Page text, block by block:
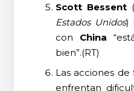
Scott Bessent(
Estados Unidos)
con China
bien”.(RT)
Las acciones de
enfrentan